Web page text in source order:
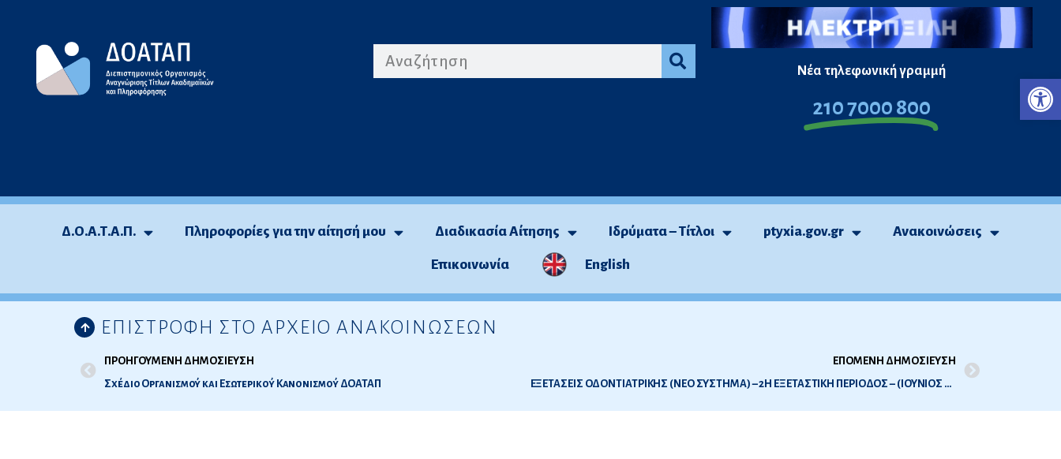
περιεχόμενο
Νέα τηλεφωνική γραμμή
210 7000 800
Δ.Ο.Α.Τ.Α.Π. Πληροφορίες για την αίτησή μου Διαδικασία Αίτησης Ιδρύματα – Τίτλοι ptyxia.gov.gr Ανακοινώσεις
Επικοινωνία English
ΕΠΙΣΤΡΟΦΗ ΣΤΟ ΑΡΧΕΙΟ ΑΝΑΚΟΙΝΩΣΕΩΝ
ΠΡΟΗΓΟΥΜΕΝΗ ΔΗΜΟΣΙΕΥΣΗ
Σχέδιο Οργανισμού και Εσωτερικού Κανονισμού ΔΟΑΤΑΠ
ΕΠΟΜΕΝΗ ΔΗΜΟΣΙΕΥΣΗ
ΕΞΕΤΑΣΕΙΣ ΟΔΟΝΤΙΑΤΡΙΚΗΣ (ΝΕΟ ΣΥΣΤΗΜΑ) – 2Η ΕΞΕΤΑΣΤΙΚΗ ΠΕΡΙΟΔΟΣ – (ΙΟΥΝΙΟΣ 2024) – ΠΡΟΓΡΑΜΜΑ ΕΞΕΤΑΣΕΩΝ – ΔΗΛΩΣΕΙΣ ΣΥΜΜΕΤΟΧΗΣ